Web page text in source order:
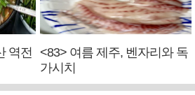
역전
<83> 여름 제주, 벤자리와 독
가시치